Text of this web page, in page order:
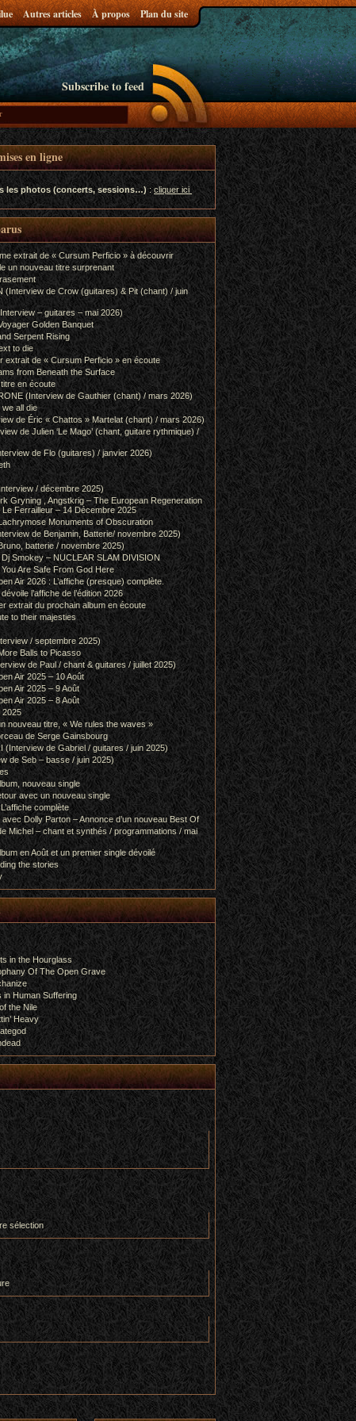
Autres articles À propos Plan du site
Subscribe to feed
en ligne
les photos (concerts, sessions…):cliquer ici
extrait de « Cursum Perficio » à découvrir
un nouveau titre surprenant
(Interview de Crow (guitares) & Pit (chant) / juin
– guitares – mai 2026)
Golden Banquet
Serpent Rising
to die
extrait de « Cursum Perficio » en écoute
from Beneath the Surface
en écoute
(Interview de Gauthier (chant) / mars 2026)
all die
de Éric « Chattos » Martelat (chant) / mars 2026)
de Julien ‘Le Mago’ (chant, guitare rythmique) /
de Flo (guitares) / janvier 2026)
/ décembre 2025)
Gryning , Angstkrig – The European Regeneration
Le Ferrailleur – 14 Décembre 2025
Monuments of Obscuration
de Benjamin, Batterie/ novembre 2025)
batterie / novembre 2025)
Smokey – NUCLEAR SLAM DIVISION
Are Safe From God Here
Air 2026 : L’affiche (presque) complète.
l’affiche de l’édition 2026
extrait du prochain album en écoute
to their majesties
/ septembre 2025)
Balls to Picasso
de Paul / chant & guitares / juillet 2025)
Air 2025 – 10 Août
Air 2025 – 9 Août
Air 2025 – 8 Août
2025
nouveau titre, « We rules the waves »
de Serge Gainsbourg
(Interview de Gabriel / guitares / juin 2025)
de Seb – basse / juin 2025)
nouveau single
avec un nouveau single
complète
Dolly Parton – Annonce d’un nouveau Best Of
Michel – chant et synthés / programmations / mai
en Août et un premier single dévoilé
the stories
in the Hourglass
Of The Open Grave
in Human Suffering
the Nile
Heavy
sélection